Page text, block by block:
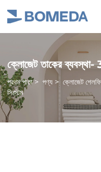
ক্লোজেট তাকের ব্যবস্থা-
প্রথম পাতা> পণ্য > ক্লোজেট
সিস্টেম